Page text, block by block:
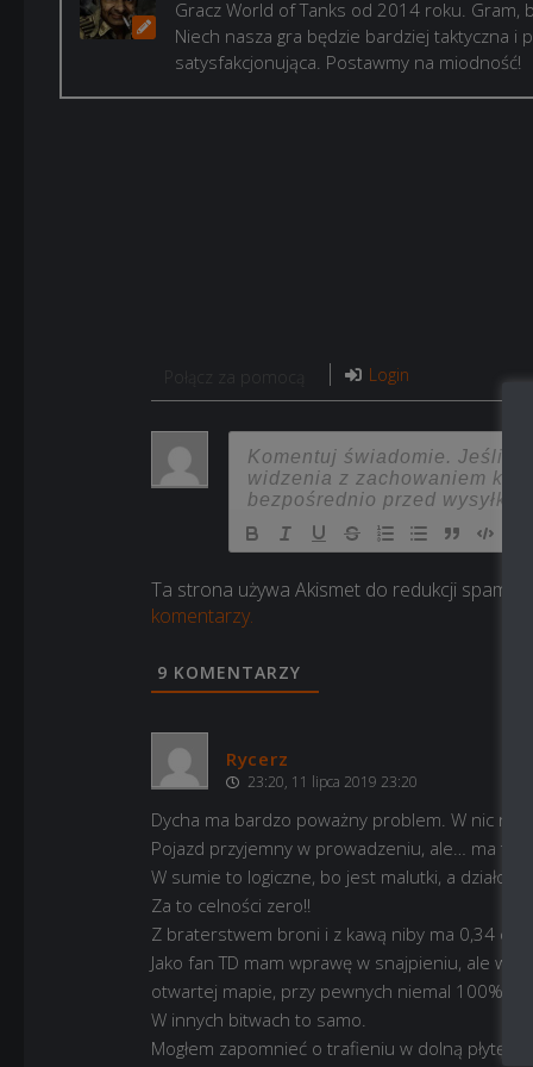
Gracz World of Tanks od 2014 roku. Gram,
Niech nasza gra będzie bardziej taktyczna i
satysfakcjonująca. Postawmy na miodność!
Login
Ta strona używa Akismet do redukcji spamu.
komentarzy.
9 KOMENTARZY
Rycerz
23:20, 11 lipca 2019 23:20
Dycha ma bardzo poważny problem. W nic nie
Pojazd przyjemny w prowadzeniu, ale… ma
W sumie to logiczne, bo jest malutki, a działo
Za to celności zero!!
Z braterstwem broni i z kawą niby ma 0,34
Jako fan TD mam wprawę w snajpieniu, ale
otwartej mapie, przy pewnych niemal 100%
W innych bitwach to samo.
Mogłem zapomnieć o trafieniu w dolną płytę, a